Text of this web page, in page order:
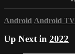
Android Android TV
Up Next in 2022